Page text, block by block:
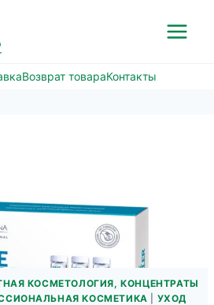
Возврат товараКонтакты
КОСМЕТОЛОГИЯ, КОНЦЕНТРАТЫ
КОСМЕТИКА
УХОД